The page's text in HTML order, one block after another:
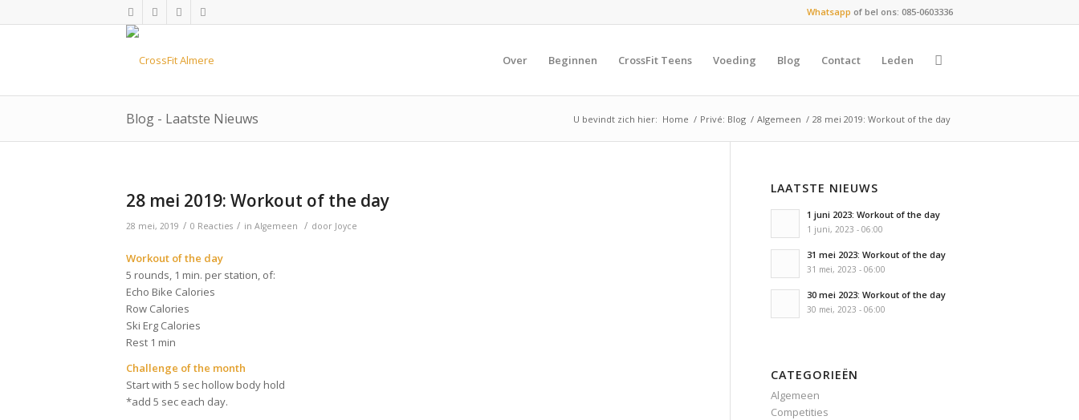
Whatsapp of bel ons: 085-0603336
Over Beginnen CrossFit Teens Voeding Blog Contact Leden
Blog - Laatste Nieuws U bevindt zich hier: Home / Privé: Blog / Algemeen / 28 mei 2019: Workout of the day
28 mei 2019: Workout of the day
28 mei, 2019 / 0 Reacties / in Algemeen / door Joyce
Workout of the day
5 rounds, 1 min. per station, of:
Echo Bike Calories
Row Calories
Ski Erg Calories
Rest 1 min
Challenge of the month
Start with 5 sec hollow body hold
*add 5 sec each day.
LAATSTE NIEUWS
1 juni 2023: Workout of the day
1 juni, 2023 - 06:00
31 mei 2023: Workout of the day
31 mei, 2023 - 06:00
30 mei 2023: Workout of the day
30 mei, 2023 - 06:00
CATEGORIEËN
Algemeen
Competities